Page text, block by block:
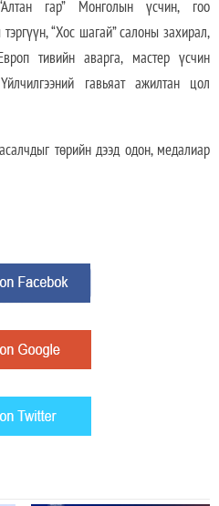
гар” Монголын үсчин, гоо
“Хос шагай” салоны захирал,
тивийн аварга, мастер үсчин
гавьяат ажилтан цол
төрийн дээд одон, медалиар